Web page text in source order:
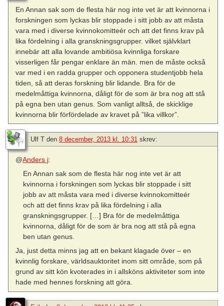
En Annan sak som de flesta här nog inte vet är att kvinnorna i
forskningen som lyckas blir stoppade i sitt jobb av att måsta
vara med i diverse kvinnokomitteér och att det finns krav på
lika fördelning i alla granskningsgrupper. vilket självklart
innebär att alla lovande ambitiösa kvinnliga forskare
visserligen får pengar enklare än män. men de måste också
var med i en radda grupper och opponera studentjobb hela
tiden, så att deras forskning blir lidande. Bra för de
medelmåttiga kvinnorna, dåligt för de som är bra nog att stå
på egna ben utan genus. Som vanligt alltså, de skicklige
kvinnorna blir förfördelade av kravet på ”lika villkor”.
Ulf T den 8 december, 2013 kl. 10:31 skrev:
@Anders j:
En Annan sak som de flesta här nog inte vet är att
kvinnorna i forskningen som lyckas blir stoppade i sitt
jobb av att måsta vara med i diverse kvinnokomitteér
och att det finns krav på lika fördelning i alla
granskningsgrupper. […] Bra för de medelmåttiga
kvinnorna, dåligt för de som är bra nog att stå på egna
ben utan genus.
Ja, just detta minns jag att en bekant klagade över – en
kvinnlig forskare, världsauktoritet inom sitt område, som på
grund av sitt kön kvoterades in i allsköns aktiviteter som inte
hade med hennes forskning att göra.